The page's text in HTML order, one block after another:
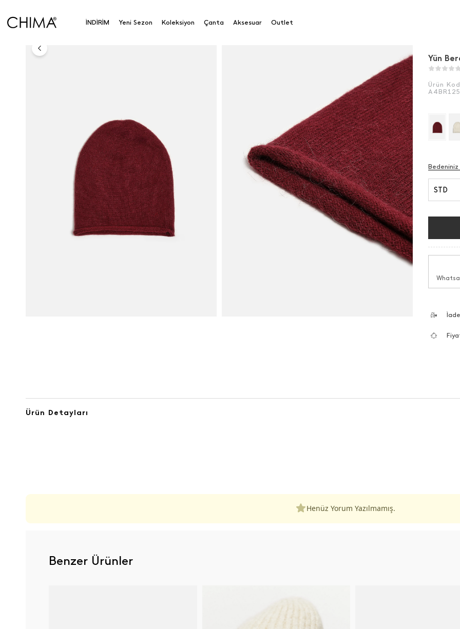
İNDİRİM Yeni Sezon Koleksiyon Çanta Aksesuar Outlet
Anasayfa
Yün
Ürün
Bedeniniz
STD
İade
Ürün Detayları
Henüz Yorum Yazılmamış.
Benzer Ürünler